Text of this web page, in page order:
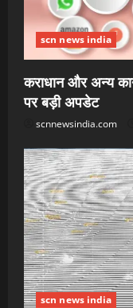
scn news india
कराधान और अन्य
पर बड़ी अपडेट
scnnewsindia.com
scn news india